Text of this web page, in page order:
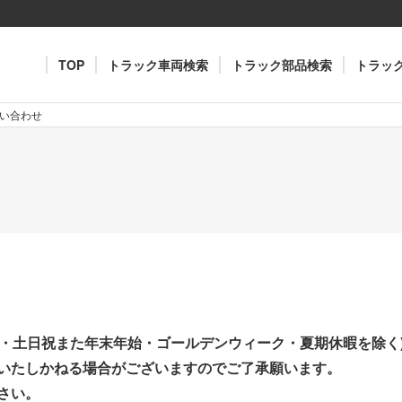
TOP トラック車両検索 トラック部品検索 トラッ
合わせ
土日祝また年末年始・ゴールデンウィーク・夏期休暇を除
しかねる場合がございますのでご了承願います。
。